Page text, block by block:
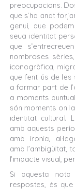
preocupacions.
que s’ha anat
genuí, que
seua identitat
que
nombroses
iconogràfica,
que fent ús de les
a formar part de
a moments
són moments on
identitat cultural.
amb aquests
amb ironia,
amb l’ambigüitat,
l’impacte visual,
Si aquesta nota
respostes, és que